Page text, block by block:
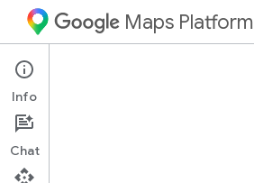
Maps Platform
Architecture Center
Info
Chat